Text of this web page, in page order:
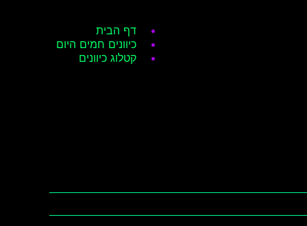
דף הבית
כיוונים חמים היום
קטלוג כיוונים